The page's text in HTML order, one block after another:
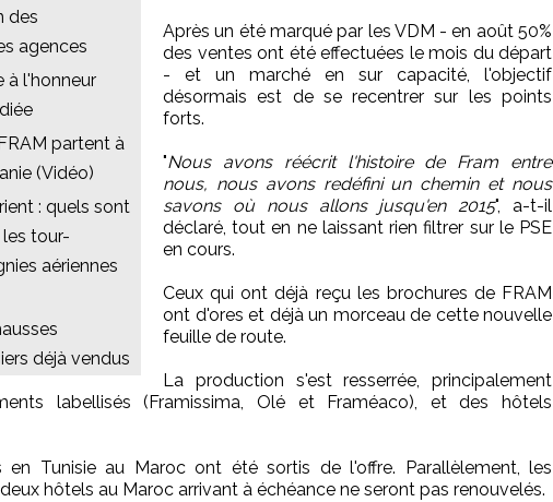
des
agences
à l'honneur
partent à
(Vidéo)
: quels sont
tour-
aériennes
déjà vendus
Après un été marqué par les VDM - en août 50%
des ventes ont été effectuées le mois du départ
- et un marché en sur capacité, l'objectif
désormais est de se recentrer sur les points
forts.
"Nous avons réécrit l'histoire de Fram entre
nous, nous avons redéfini un chemin et nous
savons où nous allons jusqu'en 2015", a-t-il
déclaré, tout en ne laissant rien filtrer sur le PSE
en cours.
Ceux qui ont déjà reçu les brochures de FRAM
ont d'ores et déjà un morceau de cette nouvelle
feuille de route.
La production s'est resserrée, principalement
labellisés (Framissima, Olé et Framéaco), et des hôtels
en Tunisie au Maroc ont été sortis de l'offre. Parallèlement, les
hôtels au Maroc arrivant à échéance ne seront pas renouvelés.